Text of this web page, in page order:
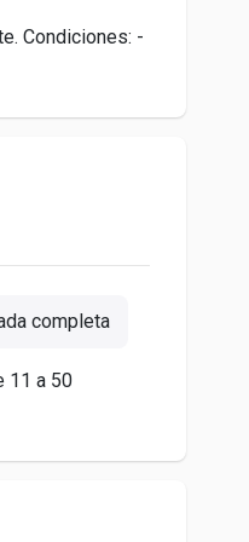
Condiciones: -
completa
11 a 50